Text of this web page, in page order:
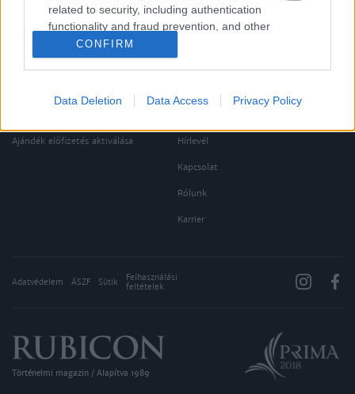
related to security, including authentication
functionality and fraud prevention, and other
user protection.
CONFIRM
Data Deletion Data Access Privacy Policy
Rubicon Intézet Naptár
Ajándék előfizetés aktiválása Hírlevél
Kapcsolat
Rólunk
Karrier
Adatvédelem ÁSZF Sütik
Felhasználási
feltételek
Történelmi magazin / Alapítva 1989